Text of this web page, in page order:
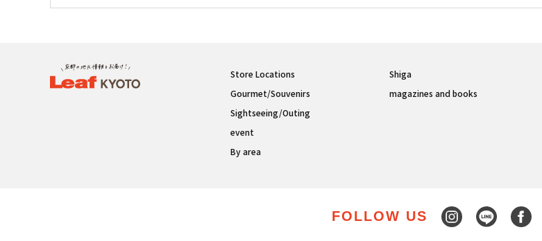
Store Locations
Gourmet/Souvenirs
Sightseeing/Outing
event
By area
Shiga
magazines and books
FOLLOW US